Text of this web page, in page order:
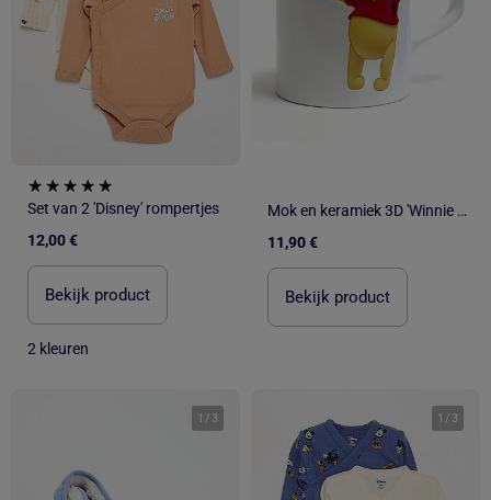
Set van 2 'Disney' rompertjes
12,00 €
Bekijk product
2 kleuren
Mok en keramiek 3D 'Winnie de Poeh' Disney – 330 ml
11,90 €
Bekijk product
1 / 3 1 / 3